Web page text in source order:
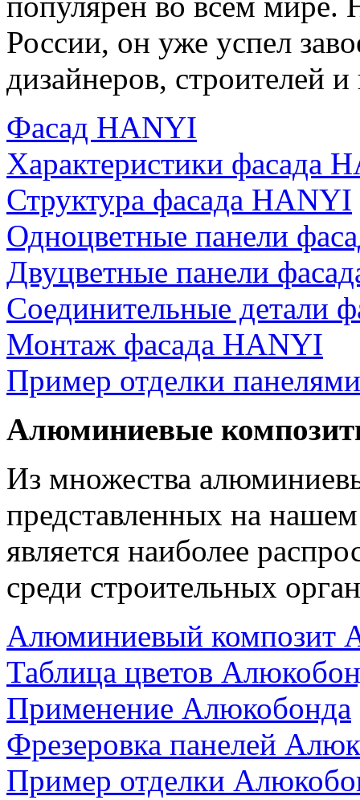
России, он уже успел
дизайнеров, строителей
Фасад HANYI
Характеристики фасада
Структура фасада HANYI
Одноцветные панели
Двуцветные панели
Соединительные детали
Монтаж фасада HANYI
Пример отделки
Алюминиевые
Из множества
представленных на
является наиболее
среди строительных
Алюминиевый композит
Таблица цветов
Применение Алюкобонда
Фрезеровка панелей
Пример отделки